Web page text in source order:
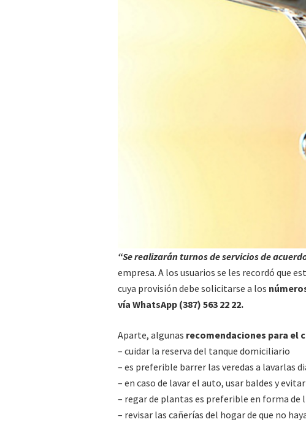
“Se realizarán turnos de servicios de
empresa. A los usuarios se les recordó que
cuya provisión debe solicitarse a los
vía WhatsApp (387) 563 22 22.
Aparte, algunas recomendaciones para el
– cuidar la reserva del tanque domiciliario
– es preferible barrer las veredas a lavarlas
– en caso de lavar el auto, usar baldes y
– regar de plantas es preferible en forma
– revisar las cañerías del hogar de que no